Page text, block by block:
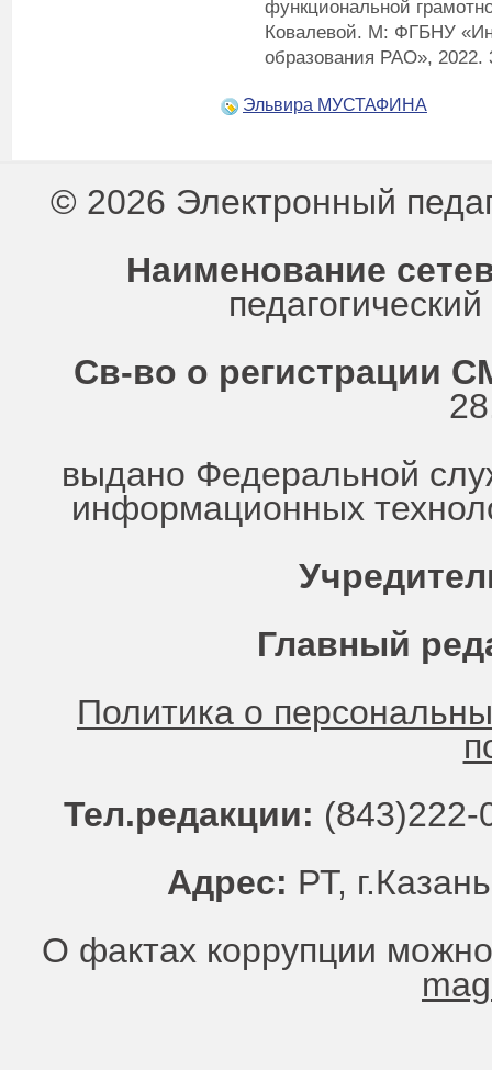
функциональной
Ковалевой. М: ФГБНУ
образования РАО», 2022.
Эльвира МУСТАФИНА
© 2026 Электронный
Наименование
Св-во о регистрации
выдано Федеральной
информационных
Главный
Политика о
Тел.редакции:
Адрес: РТ,
О фактах коррупции